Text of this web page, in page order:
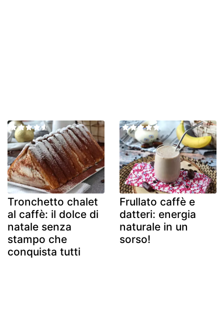
Tronchetto chalet
al caffè: il dolce di
natale senza
stampo che
conquista tutti
Frullato caffè e
datteri: energia
naturale in un
sorso!